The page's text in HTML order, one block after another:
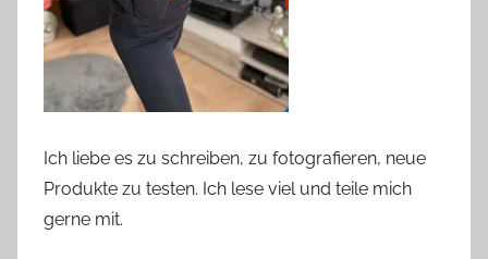
Ich liebe es zu schreiben, zu fotografieren, neue
Produkte zu testen. Ich lese viel und teile mich
gerne mit.